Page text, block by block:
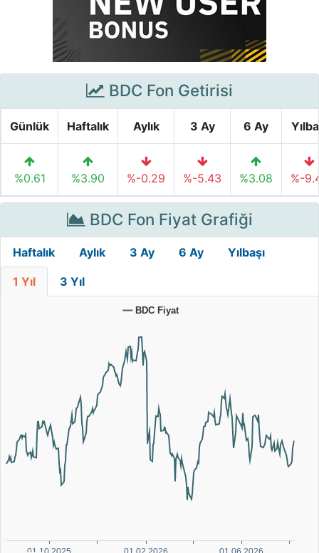
BDC Fon Getirisi
Günlük Haftalık Aylık 3 Ay 6 Ay
%0.61 %3.90 %-0.29 %-5.43 %3.08 %-
BDC Fon Fiyat Grafiği
Haftalık Aylık 3 Ay 6 Ay Yılbaşı
1 Yıl 3 Yıl